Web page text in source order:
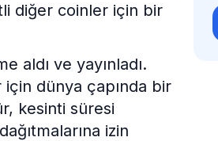
diğer coinler için bir
aldı ve yayınladı.
dünya çapında bir
kesinti süresi
izin